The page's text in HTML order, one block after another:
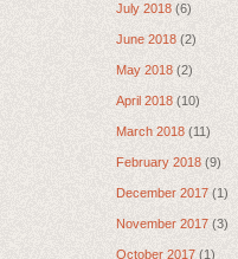
July 2018 (6)
June 2018 (2)
May 2018 (2)
April 2018 (10)
March 2018 (11)
February 2018 (9)
December 2017 (1)
November 2017 (3)
October 2017 (1)